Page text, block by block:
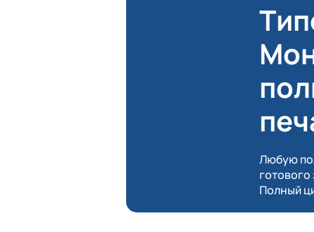
Любую
готового
Полный